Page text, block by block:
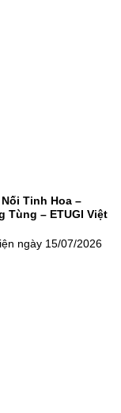
Tinh Hoa –
Tùng – ETUGI Việt
ngày 15/07/2026